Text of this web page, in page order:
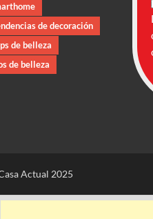
de decoración
de belleza
de belleza
Actual 2025